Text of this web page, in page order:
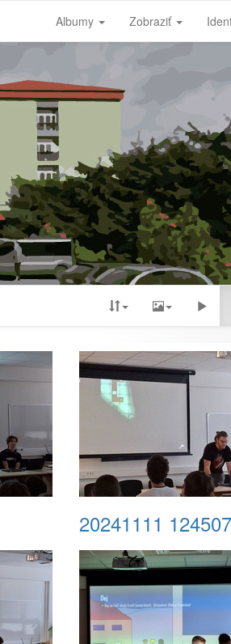
Albumy Zobraziť
20241111 124507